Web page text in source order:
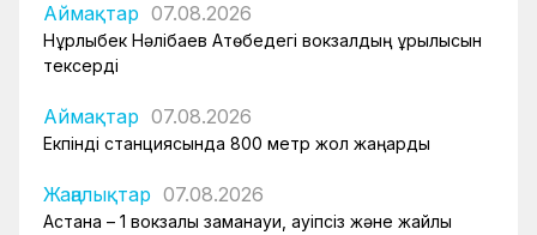
Аймақтар 07.08.2026
Нұрлыбек Нәлібаев Ақтөбедегі вокзалдың құрылысын
тексерді
Аймақтар 07.08.2026
Екпінді станциясында 800 метр жол жаңарды
Жаңалықтар 07.08.2026
Астана – 1 вокзалы заманауи, қауіпсіз және жайлы